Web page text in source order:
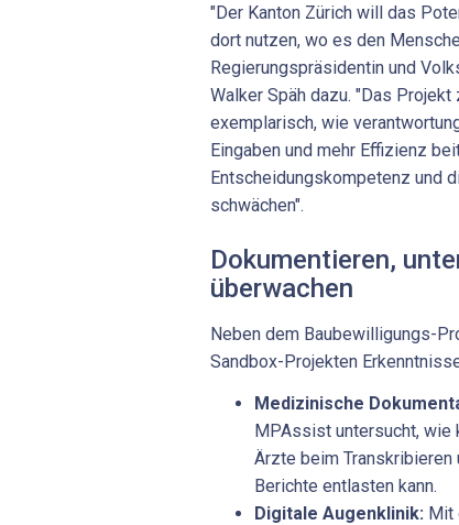
"Der Kanton Zürich will das
dort nutzen, wo es den
Regierungspräsidentin und
Walker Späh dazu. "Das
exemplarisch, wie
Eingaben und mehr Effizienz
Entscheidungskompetenz und
schwächen".
Dokumentieren,
überwachen
Neben dem Baubewilligungs-
Sandbox-Projekten
Medizinische
MPAssist untersucht, wie
Ärzte beim
Berichte entlasten kann.
Digitale Augenklinik: Mit